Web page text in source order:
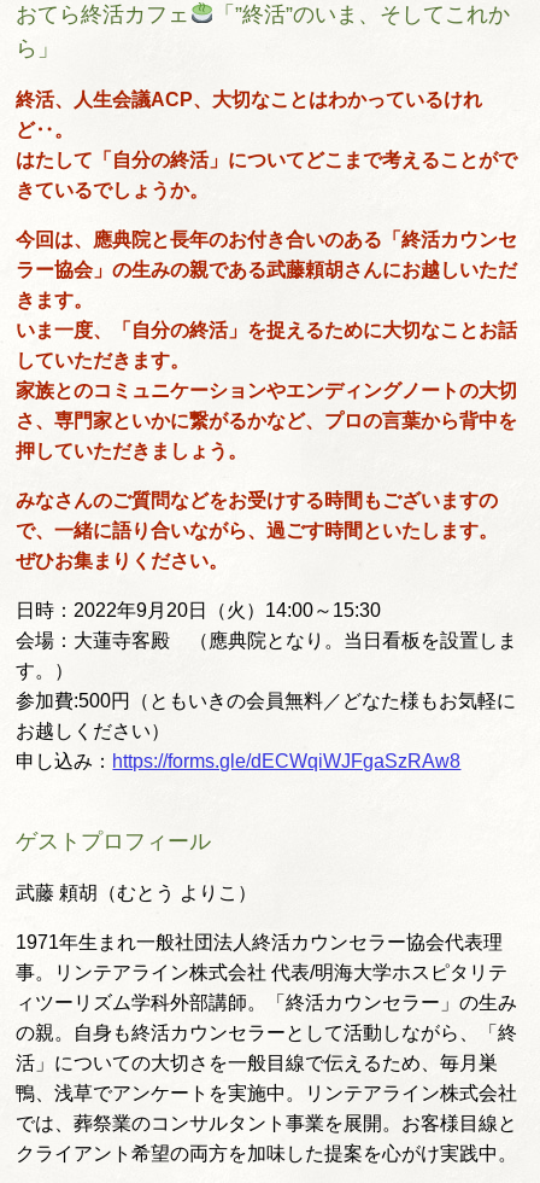
おてら終活カフェ
「”終活”のいま、そしてこれか
ら」
終活、人生会議ACP、大切なことはわかっているけれ
ど‥。
はたして「自分の終活」についてどこまで考えることがで
きているでしょうか。
今回は、應典院と長年のお付き合いのある「終活カウンセ
ラー協会」の生みの親である武藤頼胡さんにお越しいただ
きます。
いま一度、「自分の終活」を捉えるために大切なことお話
していただきます。
家族とのコミュニケーションやエンディングノートの大切
さ、専門家といかに繋がるかなど、プロの言葉から背中を
押していただきましょう。
みなさんのご質問などをお受けする時間もございますの
で、一緒に語り合いながら、過ごす時間といたします。
ぜひお集まりください。
日時：2022年9月20日（火）14:00～15:30
会場：大蓮寺客殿 （應典院となり。当日看板を設置しま
す。）
参加費:500円（ともいきの会員無料／どなた様もお気軽に
お越しください）
申し込み： https://forms.gle/dECWqiWJFgaSzRAw8
ゲストプロフィール
武藤 頼胡（むとう よりこ）
1971年生まれ一般社団法人終活カウンセラー協会代表理
事。リンテアライン株式会社 代表/明海大学ホスピタリテ
ィツーリズム学科外部講師。「終活カウンセラー」の生み
の親。自身も終活カウンセラーとして活動しながら、「終
活」についての大切さを一般目線で伝えるため、毎月巣
鴨、浅草でアンケートを実施中。リンテアライン株式会社
では、葬祭業のコンサルタント事業を展開。お客様目線と
クライアント希望の両方を加味した提案を心がけ実践中。